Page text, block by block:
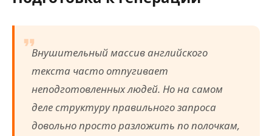
Внушительный массив английского
текста часто отпугивает
неподготовленных людей. Но на самом
деле структуру правильного запроса
довольно просто разложить по полочкам,